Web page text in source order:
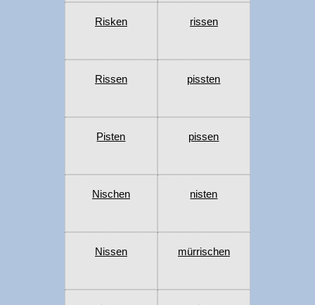
Risken rissen
Rissen pissten
Pisten pissen
Nischen nisten
Nissen mürrischen